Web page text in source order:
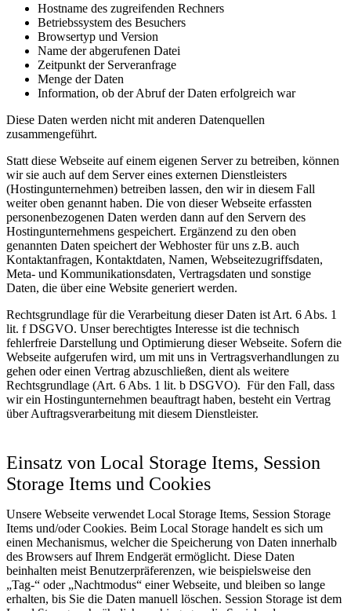
Hostname des zugreifenden Rechners
Betriebssystem des Besuchers
Browsertyp und Version
Name der abgerufenen Datei
Zeitpunkt der Serveranfrage
Menge der Daten
Information, ob der Abruf der Daten erfolgreich war
Diese Daten werden nicht mit anderen Datenquellen
zusammengeführt.
Statt diese Webseite auf einem eigenen Server zu betreiben, können
wir sie auch auf dem Server eines externen Dienstleisters
(Hostingunternehmen) betreiben lassen, den wir in diesem Fall
weiter oben genannt haben. Die von dieser Webseite erfassten
personenbezogenen Daten werden dann auf den Servern des
Hostingunternehmens gespeichert. Ergänzend zu den oben
genannten Daten speichert der Webhoster für uns z.B. auch
Kontaktanfragen, Kontaktdaten, Namen, Webseitezugriffsdaten,
Meta- und Kommunikationsdaten, Vertragsdaten und sonstige
Daten, die über eine Website generiert werden.
Rechtsgrundlage für die Verarbeitung dieser Daten ist Art. 6 Abs. 1
lit. f DSGVO. Unser berechtigtes Interesse ist die technisch
fehlerfreie Darstellung und Optimierung dieser Webseite. Sofern die
Webseite aufgerufen wird, um mit uns in Vertragsverhandlungen zu
gehen oder einen Vertrag abzuschließen, dient als weitere
Rechtsgrundlage (Art. 6 Abs. 1 lit. b DSGVO). Für den Fall, dass
wir ein Hostingunternehmen beauftragt haben, besteht ein Vertrag
über Auftragsverarbeitung mit diesem Dienstleister.
Einsatz von Local Storage Items, Session
Storage Items und Cookies
Unsere Webseite verwendet Local Storage Items, Session Storage
Items und/oder Cookies. Beim Local Storage handelt es sich um
einen Mechanismus, welcher die Speicherung von Daten innerhalb
des Browsers auf Ihrem Endgerät ermöglicht. Diese Daten
beinhalten meist Benutzerpräferenzen, wie beispielsweise den
„Tag-“ oder „Nachtmodus“ einer Webseite, und bleiben so lange
erhalten, bis Sie die Daten manuell löschen. Session Storage ist dem